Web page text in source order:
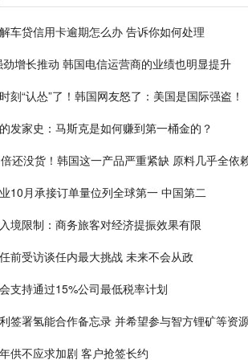
车贷信用卡逾期怎么办 告诉你如何处理
增长推动 韩国电信运营商的业绩也明显提升
刻“认怂”了！韩国网友怒了：美国是国际强盗！
发家史：马斯克是如何赚到第一桶金的？
还没货！韩国这一产品严重紧缺 原料几乎全依
10月承接订单量位列全球第一 中国第二
境限制：商务旅客对经济提振效果有限
前受访谈任内最大挑战 未来不会从政
支持通过15%公司最低税率计划
签署氢能合作备忘录 并希望参与智方锂矿等资
供不应求加剧 客户抢签长约